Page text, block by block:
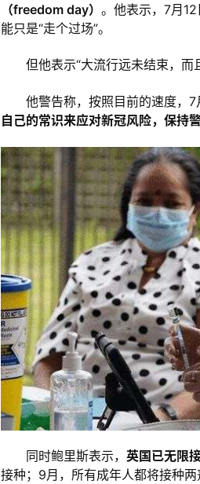
（freedom day） 。他表示，7月
能只是“走个过场”。
但他表示“大流行远未结束，而
他警告称，按照目前的速度，7
自己的常识来应对新冠风险，保持
同时鲍里斯表示， 英国已无限
接种；9月，所有成年人都将接种两